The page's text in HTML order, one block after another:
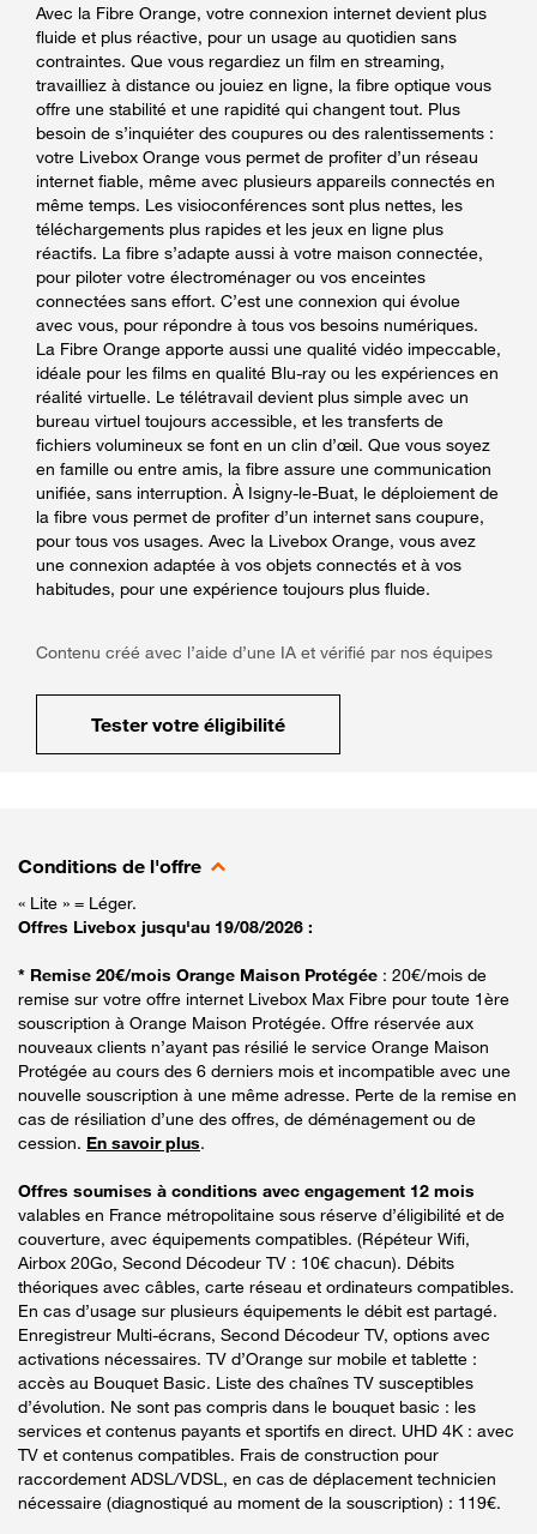
Avec la Fibre Orange, votre connexion internet devient plus
fluide et plus réactive, pour un usage au quotidien sans
contraintes. Que vous regardiez un film en streaming,
travailliez à distance ou jouiez en ligne, la fibre optique vous
offre une stabilité et une rapidité qui changent tout. Plus
besoin de s’inquiéter des coupures ou des ralentissements :
votre Livebox Orange vous permet de profiter d’un réseau
internet fiable, même avec plusieurs appareils connectés en
même temps. Les visioconférences sont plus nettes, les
téléchargements plus rapides et les jeux en ligne plus
réactifs. La fibre s’adapte aussi à votre maison connectée,
pour piloter votre électroménager ou vos enceintes
connectées sans effort. C’est une connexion qui évolue
avec vous, pour répondre à tous vos besoins numériques.
La Fibre Orange apporte aussi une qualité vidéo impeccable,
idéale pour les films en qualité Blu-ray ou les expériences en
réalité virtuelle. Le télétravail devient plus simple avec un
bureau virtuel toujours accessible, et les transferts de
fichiers volumineux se font en un clin d’œil. Que vous soyez
en famille ou entre amis, la fibre assure une communication
unifiée, sans interruption. À Isigny-le-Buat, le déploiement de
la fibre vous permet de profiter d’un internet sans coupure,
pour tous vos usages. Avec la Livebox Orange, vous avez
une connexion adaptée à vos objets connectés et à vos
habitudes, pour une expérience toujours plus fluide.
Contenu créé avec l’aide d’une IA et vérifié par nos équipes
Tester votre éligibilité
Conditions de l'offre
« Lite » = Léger.
Offres Livebox jusqu'au 19/08/2026 :
* Remise 20€/mois Orange Maison Protégée : 20€/mois de
remise sur votre offre internet Livebox Max Fibre pour toute 1ère
souscription à Orange Maison Protégée. Offre réservée aux
nouveaux clients n’ayant pas résilié le service Orange Maison
Protégée au cours des 6 derniers mois et incompatible avec une
nouvelle souscription à une même adresse. Perte de la remise en
cas de résiliation d’une des offres, de déménagement ou de
cession. En savoir plus.
Offres soumises à conditions avec engagement 12 mois
valables en France métropolitaine sous réserve d’éligibilité et de
couverture, avec équipements compatibles. (Répéteur Wifi,
Airbox 20Go, Second Décodeur TV : 10€ chacun). Débits
théoriques avec câbles, carte réseau et ordinateurs compatibles.
En cas d’usage sur plusieurs équipements le débit est partagé.
Enregistreur Multi-écrans, Second Décodeur TV, options avec
activations nécessaires. TV d’Orange sur mobile et tablette :
accès au Bouquet Basic. Liste des chaînes TV susceptibles
d’évolution. Ne sont pas compris dans le bouquet basic : les
services et contenus payants et sportifs en direct. UHD 4K : avec
TV et contenus compatibles. Frais de construction pour
raccordement ADSL/VDSL, en cas de déplacement technicien
nécessaire (diagnostiqué au moment de la souscription) : 119€.